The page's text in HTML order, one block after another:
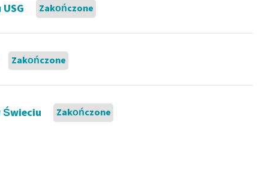
Zakończone
Zakończone
Zakończone